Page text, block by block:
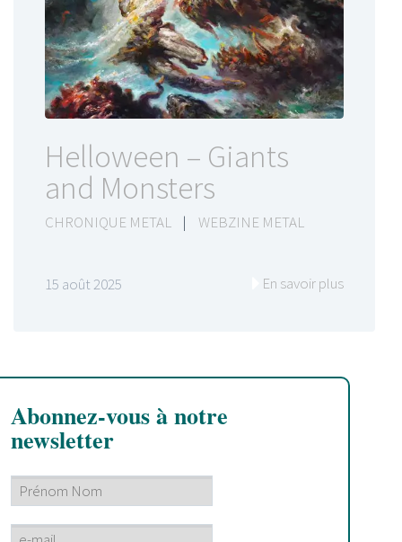
Helloween – Giants
and Monsters
CHRONIQUE METAL | WEBZINE METAL
15 août 2025 En savoir plus
Abonnez-vous à notre
newsletter